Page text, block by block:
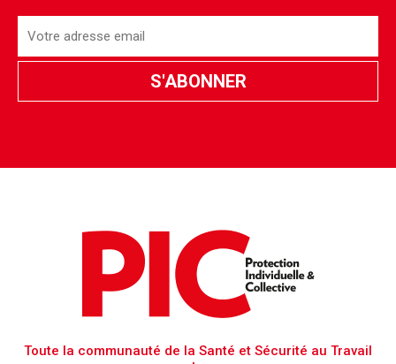
Toute la communauté de la Santé et Sécurité au Travail